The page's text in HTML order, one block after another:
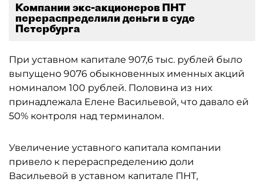
Компании экс-акционеров ПНТ
перераспределили деньги в суде
Петербурга
При уставном капитале 907,6 тыс. рублей было
выпущено 9076 обыкновенных именных акций
номиналом 100 рублей. Половина из них
принадлежала Елене Васильевой, что давало ей
50% контроля над терминалом.
Увеличение уставного капитала компании
привело к перераспределению доли
Васильевой в уставном капитале ПНТ,